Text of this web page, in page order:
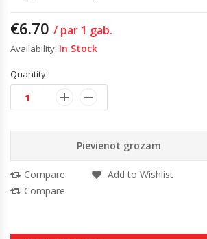
€6.70 / par 1 gab.
Availability: In Stock
Quantity:
Pievienot grozam
Compare
Add to Wishlist
Compare